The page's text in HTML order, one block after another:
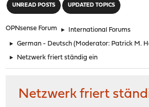
UNREAD POSTS UPDATED TOPICS
OPNsense Forum ► International Forums
► German - Deutsch (Moderator: Patrick M.
► Netzwerk friert ständig ein
Netzwerk friert